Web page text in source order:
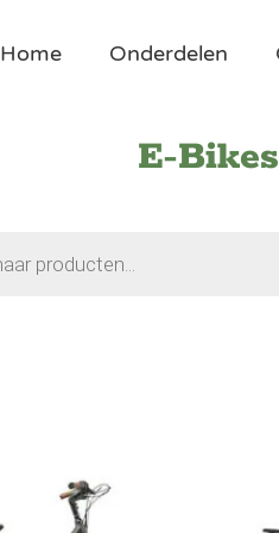
Home Onderdelen
E-Bikes